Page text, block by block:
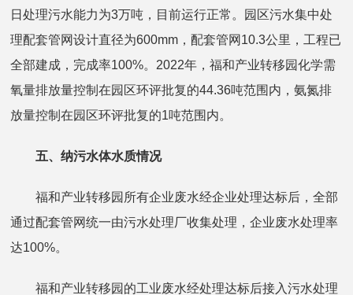
日处理污水能力为3万吨，目前运行正常。园区污水集中处
理配套管网设计直径为600mm，配套管网10.3公里，工程已
全部建成，完成率100%。2022年，福和产业转移园化学需
氧量排放量控制在园区环评批复的44.36吨范围内，氨氮排
放量控制在园区环评批复的1吨范围内。
五、纳污水体水质情况
福和产业转移园所有企业废水经企业处理达标后，全部
通过配套管网统一由污水处理厂收集处理，企业废水处理率
达100%。
福和产业转移园的工业废水经处理达标后接入污水处理